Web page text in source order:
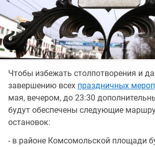
Чтобы избежать столпотворения и
завершению всех праздничных
мая, вечером, до 23:30
будут обеспечены следующие
остановок:
- в районе Комсомольской площади